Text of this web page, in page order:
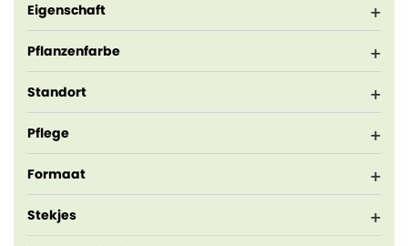
Eigenschaft
Pflanzenfarbe
Standort
Pflege
Formaat
Stekjes